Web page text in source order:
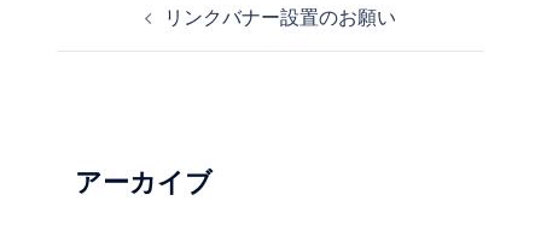
稿
ー
シ
リンクバナー設置のお願い
アーカイブ